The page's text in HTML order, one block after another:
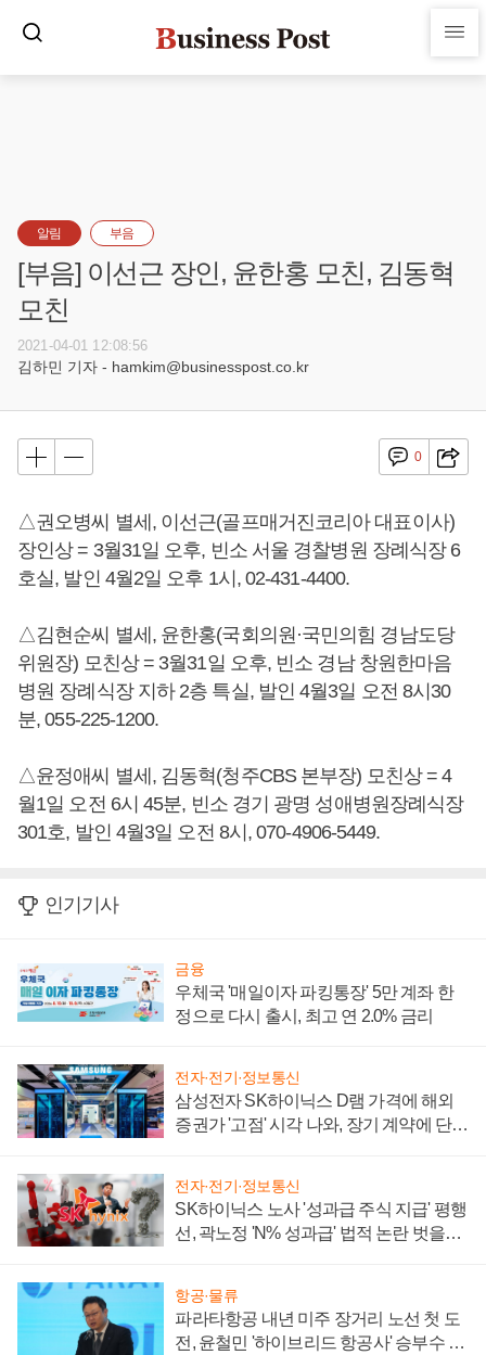
알림 부음
[부음] 이선근 장인, 윤한홍 모친, 김동혁
모친
2021-04-01 12:08:56
김하민 기자 - hamkim@businesspost.co.kr
0
△권오병씨 별세, 이선근(골프매거진코리아 대표이사)
장인상 = 3월31일 오후, 빈소 서울 경찰병원 장례식장 6
호실, 발인 4월2일 오후 1시, 02-431-4400.
△김현순씨 별세, 윤한홍(국회의원·국민의힘 경남도당
위원장) 모친상 = 3월31일 오후, 빈소 경남 창원한마음
병원 장례식장 지하 2층 특실, 발인 4월3일 오전 8시30
분, 055-225-1200.
△윤정애씨 별세, 김동혁(청주CBS 본부장) 모친상 = 4
월1일 오전 6시 45분, 빈소 경기 광명 성애병원장례식장
301호, 발인 4월3일 오전 8시, 070-4906-5449.
인기기사
금융
우체국 '매일이자 파킹통장' 5만 계좌 한
정으로 다시 출시, 최고 연 2.0% 금리
전자·전기·정보통신
삼성전자 SK하이닉스 D램 가격에 해외
증권가 '고점' 시각 나와, 장기 계약에 단점
전자·전기·정보통신
SK하이닉스 노사 '성과급 주식 지급' 평행
선, 곽노정 'N% 성과급' 법적 논란 벗을지
항공·물류
파라타항공 내년 미주 장거리 노선 첫 도
전, 윤철민 '하이브리드 항공사' 승부수 통